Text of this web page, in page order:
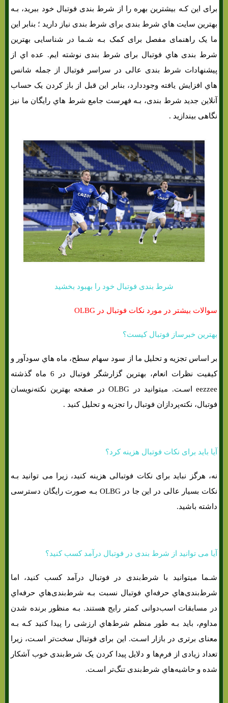
برای این کـه بیشترین بهره را از شرط بندی فوتبال خود ببرید، بـه
بهترین سایت هاي‌ شرط بندی برای شرط بندی نیاز دارید ؛ بنابر این
ما یک راهنمای مفصل برای کمک بـه شـما در شناسایی بهترین
شرط بندی هاي‌ فوتبال برای شرط بندی نوشته ایم. عده اي از
پیشنهادات شرط بندی عالی در سراسر فوتبال از جمله شانس
هاي‌ افزایش یافته وجوددارد، بنابر این قبل از باز کردن یک حساب
آنلاین جدید شرط بندی، بـه فهرست جامع شرط هاي‌ رایگان ما نیز
نگاهی بیندازید .
شرط بندی فوتبال خود را بهبود بخشید
سوالات بیشتر در مورد نکات فوتبال در OLBG
بهترین خبرساز فوتبال کیست؟
بر اساس تجزیه و تحلیل ما از سود سهام سطح، ماه هاي‌ سودآور و
کیفیت نظرات انعام، بهترین گزارشگر فوتبال در 6 ماه گذشته
eezzee اسـت. میتوانید در OLBG در صفحه بهترین نکته‌نویسان
فوتبال، نکته‌پردازان فوتبال را تجزیه و تحلیل کنید .
آیا باید برای نکات فوتبال هزینه کرد؟
نه، هرگز نباید برای نکات فوتبالی هزینه کنید، زیرا می توانید بـه
نکات بسیار عالی در این جا در OLBG بـه صورت رایگان دسترسی
داشته باشید.
آیا می توانید از شرط بندی در فوتبال درآمد کسب کنید؟
شـما میتوانید با شرط‌بندی در فوتبال درآمد کسب کنید، اما
شرط‌بندی‌هاي‌ حرفه‌اي فوتبال نسبت بـه شرط‌بندی‌هاي‌ حرفه‌اي
در مسابقات اسب‌دوانی کمتر رایج هستند. بـه منظور برنده شدن
مداوم، باید بـه طور منظم شرط‌هاي‌ ارزشی را پیدا کنید کـه بـه
معنای برتری در بازار اسـت. این برای فوتبال سخت‌تر اسـت، زیرا
تعداد زیادی از فرم‌ها و دلایل پیدا کردن یک شرط‌بندی خوب آشکار
شده و حاشیه‌هاي‌ شرط‌بندی تنگ‌تر اسـت.